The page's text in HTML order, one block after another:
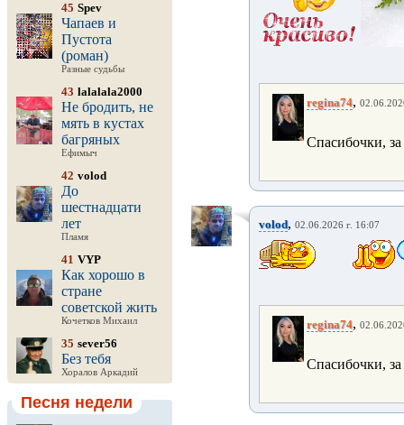
45 Spev
Чапаев и
Пустота
(роман)
Разные судьбы
43 lalalala2000
Не бродить, не
мять в кустах
багряных
Ефимыч
42 volod
До
шестнадцати
лет
Пламя
41 VYP
Как хорошо в
стране
советской жить
Кочетков Михаил
35 sever56
Без тебя
Хоралов Аркадий
Песня недели
regina74,
Спасибочки,
volod, 02.06.2026 г. 16:07
regina74,
Спасибочки,